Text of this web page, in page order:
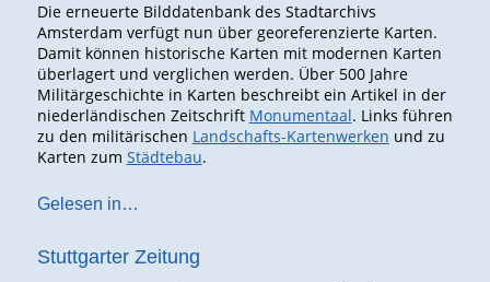
Die erneuerte Bilddatenbank des Stadtarchivs
Amsterdam verfügt nun über georeferenzierte Karten.
Damit können historische Karten mit modernen Karten
überlagert und verglichen werden. Über 500 Jahre
Militärgeschichte in Karten beschreibt ein Artikel in der
niederländischen Zeitschrift Monumentaal. Links führen
zu den militärischen Landschafts-Kartenwerken und zu
Karten zum Städtebau.
Gelesen in…
Stuttgarter Zeitung